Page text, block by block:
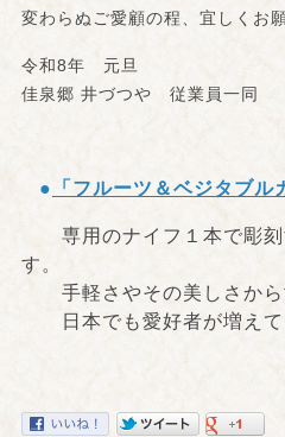
変わらぬご愛顧の程、宜しくお
令和8年 元旦
佳泉郷 井づつや 従業員一同
● 「フルーツ＆ベジタブル
専用のナイフ１本で彫刻
す。
手軽さやその美しさから
日本でも愛好者が増えて